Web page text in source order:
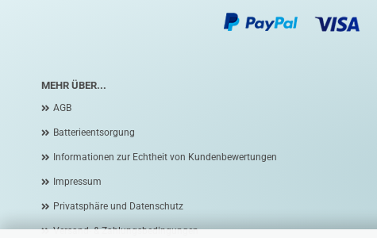
MEHR ÜBER...
AGB
Batterieentsorgung
Informationen zur Echtheit von Kundenbewertungen
Impressum
Privatsphäre und Datenschutz
Versand- & Zahlungsbedingungen